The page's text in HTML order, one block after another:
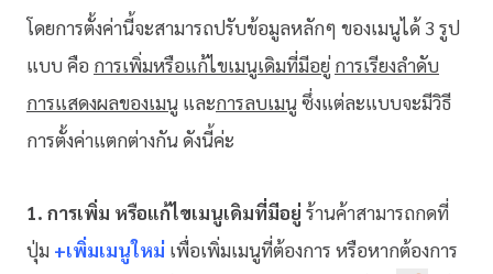
โดยการตั้งค่านี้จะสามารถปรับข้อมูลหลักๆ ของเมนูได้ 3 รูป
แบบ คือ การเพิ่มหรือแก้ไขเมนูเดิมที่มีอยู่ การเรียงลำดับ
การแสดงผลของเมนู และการลบเมนู ซึ่งแต่ละแบบจะมีวิธี
การตั้งค่าแตกต่างกัน ดังนี้ค่ะ
1. การเพิ่ม หรือแก้ไขเมนูเดิมที่มีอยู่ร้านค้าสามารถกดที่
ปุ่ม +เพิ่มเมนูใหม่ เพื่อเพิ่มเมนูที่ต้องการ หรือหากต้องการ